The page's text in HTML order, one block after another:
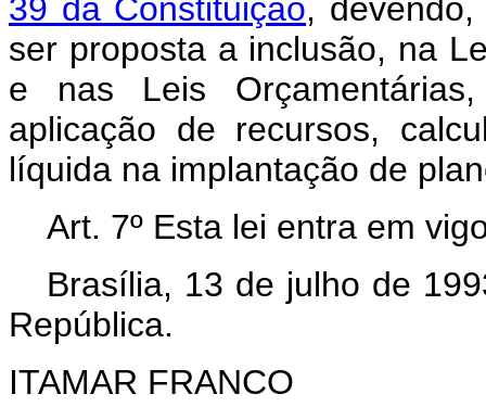
39 da Constituição,
ser proposta a inclusão, na
e nas Leis
aplicação de recursos,
líquida na implantação de
Art. 7º Esta lei entra em
Brasília, 13 de julho de
República.
ITAMAR FRANCO